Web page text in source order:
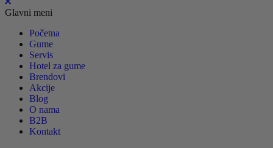
Glavni meni
Početna
Gume
Servis
Hotel za gume
Brendovi
Akcije
Blog
O nama
B2B
Kontakt